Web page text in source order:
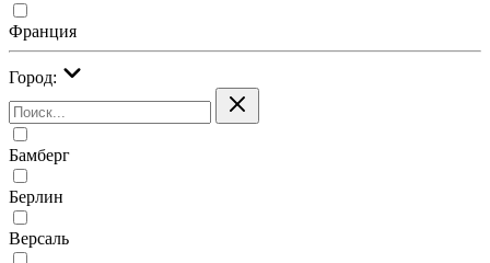
Франция
Город:
Бамберг
Берлин
Версаль